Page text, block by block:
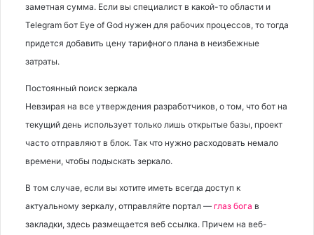
заметная сумма. Если вы специалист в какой-то области и
Telegram бот Eye of God нужен для рабочих процессов, то тогда
придется добавить цену тарифного плана в неизбежные
затраты.
Постоянный поиск зеркала
Невзирая на все утверждения разработчиков, о том, что бот на
текущий день использует только лишь открытые базы, проект
часто отправляют в блок. Так что нужно расходовать немало
времени, чтобы подыскать зеркало.
В том случае, если вы хотите иметь всегда доступ к
актуальному зеркалу, отправляйте портал — глаз бога в
закладки, здесь размещается веб ссылка. Причем на веб-